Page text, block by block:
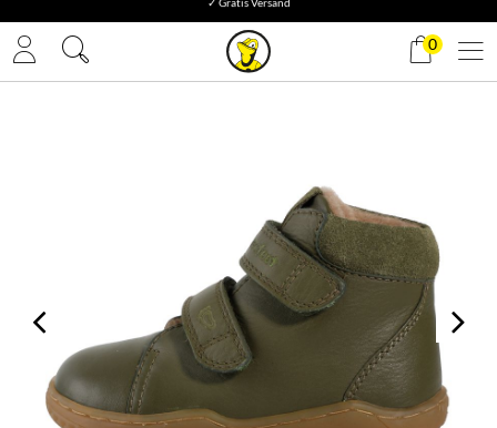
✓ Gratis Versand
0